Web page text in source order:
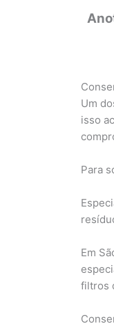
Um
isso
Para
Em
filtros